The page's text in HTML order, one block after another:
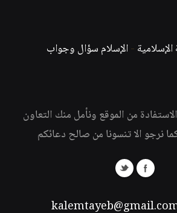
-الإسلام سؤال وجواب
من الموقع ونأمل منك التعاون
نرجو الا تنسونا من صالح دعائكم